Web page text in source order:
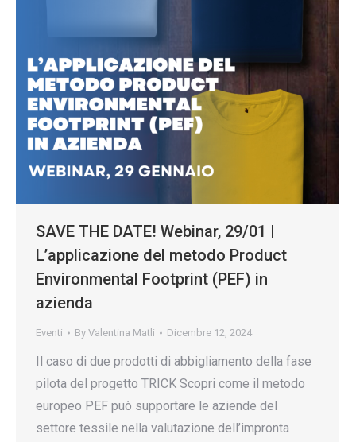
SAVE THE DATE! Webinar, 29/01 |
L’applicazione del metodo Product
Environmental Footprint (PEF) in
azienda
Eventi By Valentina Matli Dicembre 12, 2024
Il caso di due prodotti di abbigliamento della fase
pilota del progetto TRICK Scopri come il metodo
europeo PEF può supportare le aziende del
settore tessile nella valutazione dell’impronta